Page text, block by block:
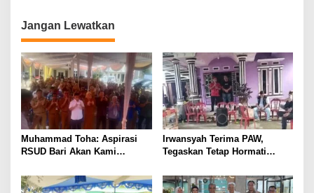
g
a
s
i
p
o
s
Jangan Lewatkan
Muhammad Toha: Aspirasi
RSUD Bari Akan Kami
Pelayanan Kesehatan
Irwansyah Terima PAW,
Tegaskan Tetap Hormati